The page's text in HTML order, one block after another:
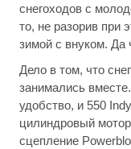
снегоходов с
то, не разорив при
зимой с внуком. Да
Дело в том, что
занимались
удобство, и 550
цилиндровый
сцепление